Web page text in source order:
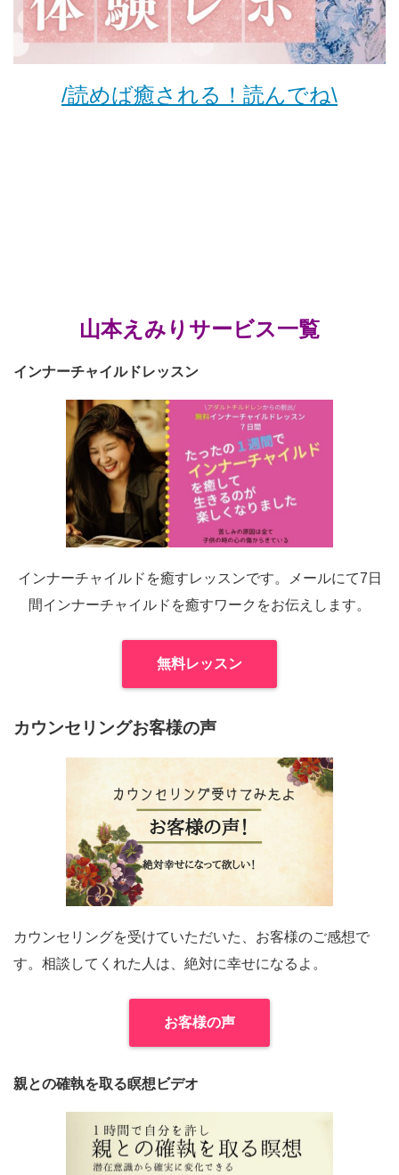
/読めば癒される！読んでね\
山本えみりサービス一覧
インナーチャイルドレッスン
インナーチャイルドを癒すレッスンです。メールにて7日
間インナーチャイルドを癒すワークをお伝えします。
無料レッスン
カウンセリングお客様の声
カウンセリングを受けていただいた、お客様のご感想で
す。相談してくれた人は、絶対に幸せになるよ。
お客様の声
親との確執を取る瞑想ビデオ